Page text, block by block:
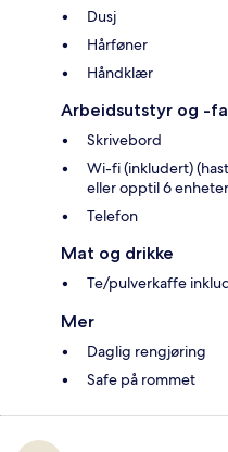
Dusj
Hårføner
Håndklær
Arbeidsutstyr og -
Skrivebord
Wi-fi (inkludert)
eller opptil 6
Telefon
Mat og drikke
Te/pulverkaffe
Mer
Daglig rengjøring
Safe på rommet